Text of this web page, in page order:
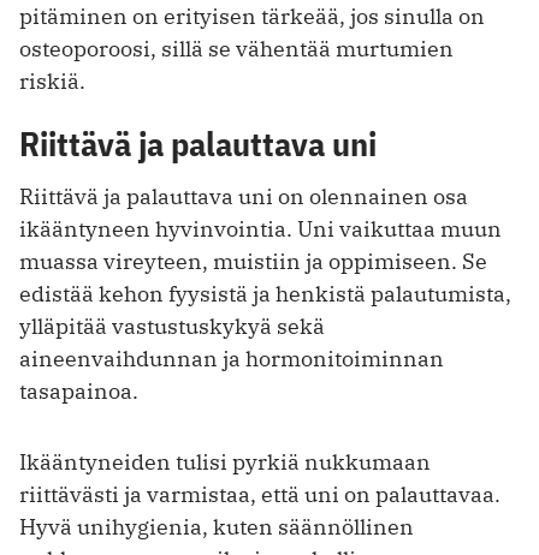
pitäminen on erityisen tärkeää, jos sinulla on
osteoporoosi, sillä se vähentää murtumien
riskiä.
Riittävä ja palauttava uni
Riittävä ja palauttava uni on olennainen osa
ikääntyneen hyvinvointia. Uni vaikuttaa muun
muassa vireyteen, muistiin ja oppimiseen. Se
edistää kehon fyysistä ja henkistä palautumista,
ylläpitää vastustuskykyä sekä
aineenvaihdunnan ja hormonitoiminnan
tasapainoa.
Ikääntyneiden tulisi pyrkiä nukkumaan
riittävästi ja varmistaa, että uni on palauttavaa.
Hyvä unihygienia, kuten säännöllinen